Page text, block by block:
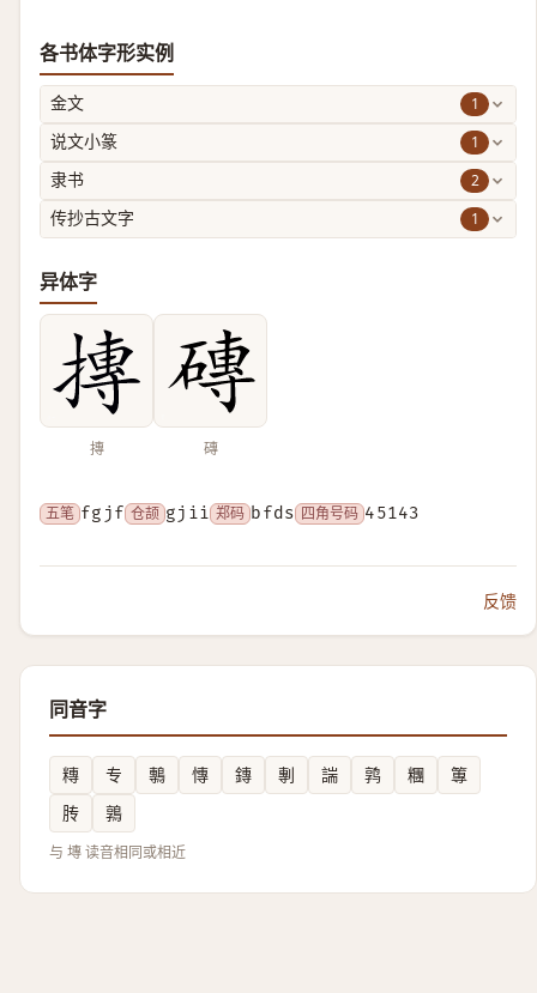
各书体字形实例
金文 1
说文小篆 1
隶书 2
传抄古文字 1
异体字
摶 磚
五笔 fgjf 仓颉 gjii 郑码 bfds 四角号码 45143
反馈
同音字
䊜 专 鷒 慱 鏄 剸 諯 鹑 糰
篿
䏝
鶉
与 塼 读音相同或相近